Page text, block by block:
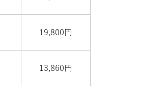
19,800円
13,860円